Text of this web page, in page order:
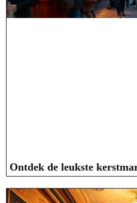
Ontdek de leukste